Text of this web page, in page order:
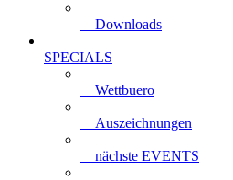
Downloads
SPECIALS
Wettbuero
Auszeichnungen
nächste EVENTS